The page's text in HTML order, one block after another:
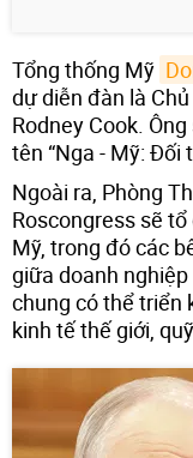
Tổng thống Mỹ
dự diễn đàn là
Rodney Cook.
tên “Nga - Mỹ: Đối
Ngoài ra, Phòng
Roscongress sẽ
Mỹ, trong đó các
giữa doanh
chung có thể triển
kinh tế thế giới,